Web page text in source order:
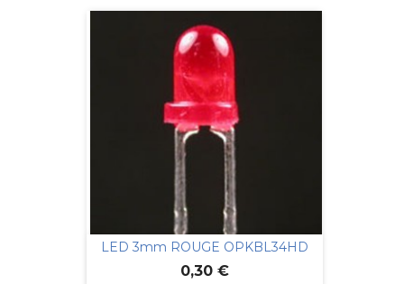
LED 3mm ROUGE OPKBL34HD
Prix
0,30 €